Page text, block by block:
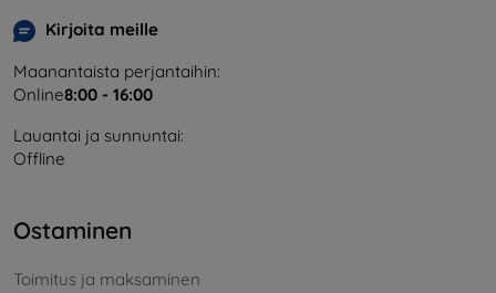
Kirjoita meille
Maanantaista perjantaihin:
Online8:00 - 16:00
Lauantai ja sunnuntai:
Offline
Ostaminen
Toimitus ja maksaminen